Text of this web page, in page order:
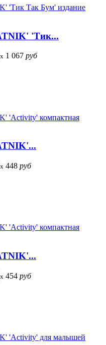
'Тик...
x 1 067 руб
x 448 руб
x 454 руб